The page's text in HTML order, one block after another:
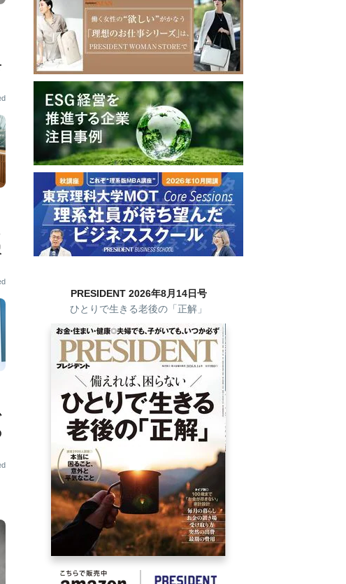
PRESIDENT 2026年8月14日号
ひとりで生きる老後の「正解」